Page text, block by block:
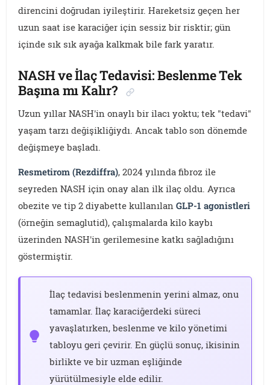
direncini doğrudan iyileştirir. Hareketsiz geçen her
uzun saat ise karaciğer için sessiz bir risktir; gün
içinde sık sık ayağa kalkmak bile fark yaratır.
NASH ve İlaç Tedavisi: Beslenme Tek
Başına mı Kalır?
Uzun yıllar NASH'in onaylı bir ilacı yoktu; tek "tedavi"
yaşam tarzı değişikliğiydı. Ancak tablo son dönemde
değişmeye başladı.
Resmetirom (Rezdiffra), 2024 yılında fibroz ile
seyreden NASH için onay alan ilk ilaç oldu. Ayrıca
obezite ve tip 2 diyabette kullanılanGLP-1 agonistleri
(örneğin semaglutid), çalışmalarda kilo kaybı
üzerinden NASH'in gerilemesine katkı sağladığını
göstermiştir.
İlaç tedavisi beslenmenin yerini almaz, onu
tamamlar. İlaç karaciğerdeki süreci
yavaşlatırken, beslenme ve kilo yönetimi
tabloyu geri çevirir. En güçlü sonuç, ikisinin
birlikte ve bir uzman eşliğinde
yürütülmesiyle elde edilir.